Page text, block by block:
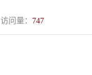
访问量： 747